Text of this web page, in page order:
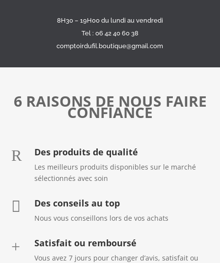
8H30 – 19H00 du lundi au vendredi
Tel : 06 42 40 60 38
comptoirdufil.boutique@gmail.com
6 RAISONS DE NOUS FAIRE
CONFIANCE
R Des produits de qualité
Les meilleurs produits disponibles sur le marché
sélectionnés avec soin
 Des conseils au top
Nous vous conseillons lors de vos achats
+ Satisfait ou remboursé
Vous avez 7 jours pour changer d’avis, satisfait ou